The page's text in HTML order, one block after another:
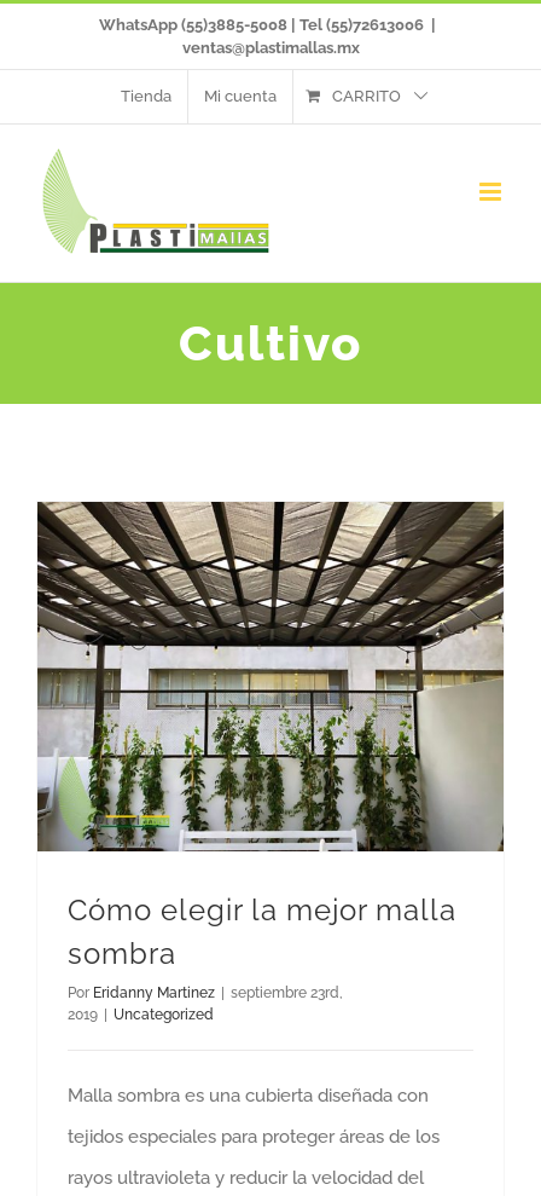
WhatsApp (55)3885-5008 | Tel (55)72613006
ventas@plastimallas.mx
Tienda Mi cuenta CARRITO
Cultivo
Cómo elegir la mejor malla
sombra
Por Eridanny Martinez
septiembre 23rd,
2019
Uncategorized
Malla sombra es una cubierta diseñada con
tejidos especiales para proteger áreas de los
rayos ultravioleta y reducir la velocidad del